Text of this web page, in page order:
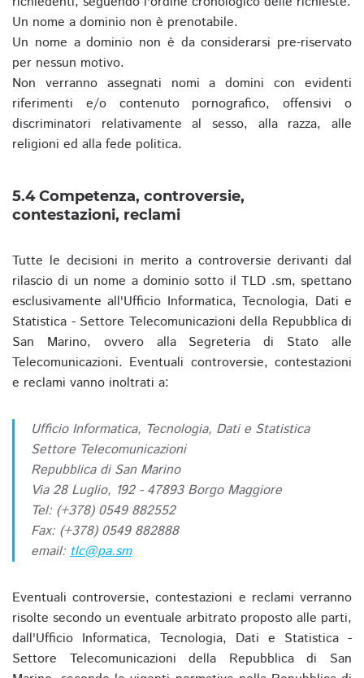
Un nome a dominio non è prenotabile.
Un nome a dominio non è da considerarsi pre-riservato
per nessun motivo.
Non verranno assegnati nomi a domini con evidenti
riferimenti e/o contenuto pornografico, offensivi o
discriminatori relativamente al sesso, alla razza, alle
religioni ed alla fede politica.
5.4 Competenza, controversie,
contestazioni, reclami
Tutte le decisioni in merito a controversie derivanti dal
rilascio di un nome a dominio sotto il TLD .sm, spettano
esclusivamente all'Ufficio Informatica, Tecnologia, Dati e
Statistica - Settore Telecomunicazioni della Repubblica di
San Marino, ovvero alla Segreteria di Stato alle
Telecomunicazioni. Eventuali controversie, contestazioni
e reclami vanno inoltrati a:
Ufficio Informatica, Tecnologia, Dati e Statistica
Settore Telecomunicazioni
Repubblica di San Marino
Via 28 Luglio, 192 - 47893 Borgo Maggiore
Tel: (+378) 0549 882552
Fax: (+378) 0549 882888
email: tlc@pa.sm
Eventuali controversie, contestazioni e reclami verranno
risolte secondo un eventuale arbitrato proposto alle parti,
dall'Ufficio Informatica, Tecnologia, Dati e Statistica -
Settore Telecomunicazioni della Repubblica di San